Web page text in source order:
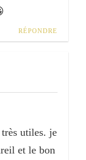
RÉPONDRE
utiles. je
et le bon